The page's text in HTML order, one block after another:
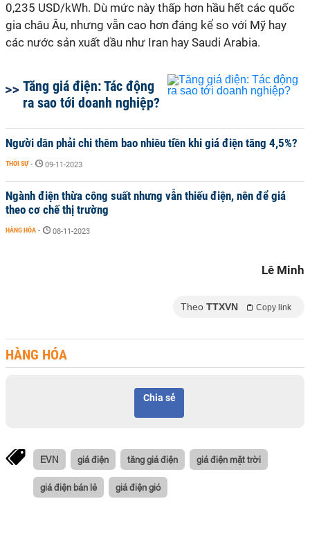
0,235 USD/kWh. Dù mức này thấp hơn hầu hết các quốc
gia châu Âu, nhưng vẫn cao hơn đáng kể so với Mỹ hay
các nước sản xuất dầu như Iran hay Saudi Arabia.
Tăng giá điện: Tác động
ra sao tới doanh nghiệp?
Người dân phải chi thêm bao nhiêu tiền khi giá điện tăng 4,5%?
THỜI SỰ - 09-11-2023
Ngành điện thừa công suất nhưng vẫn thiếu điện, nên để giá
theo cơ chế thị trường
HÀNG HÓA - 08-11-2023
Lê Minh
Theo TTXVN Copy link
HÀNG HÓA
Chia sẻ
EVN giá điện tăng giá điện giá điện mặt trời
giá điện bán lẻ giá điện gió